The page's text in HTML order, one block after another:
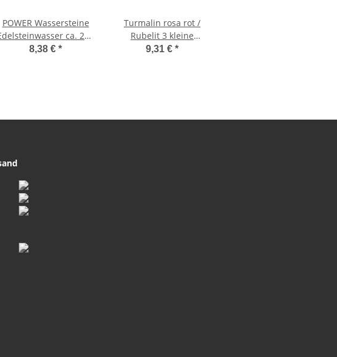
POWER Wassersteine
ca. 200
g Trommelsteine
8,38 € *
Turmalin rosa rot /
Rubelit 3 kleine
Trommelsteine ca. 0,8-
9,31 € *